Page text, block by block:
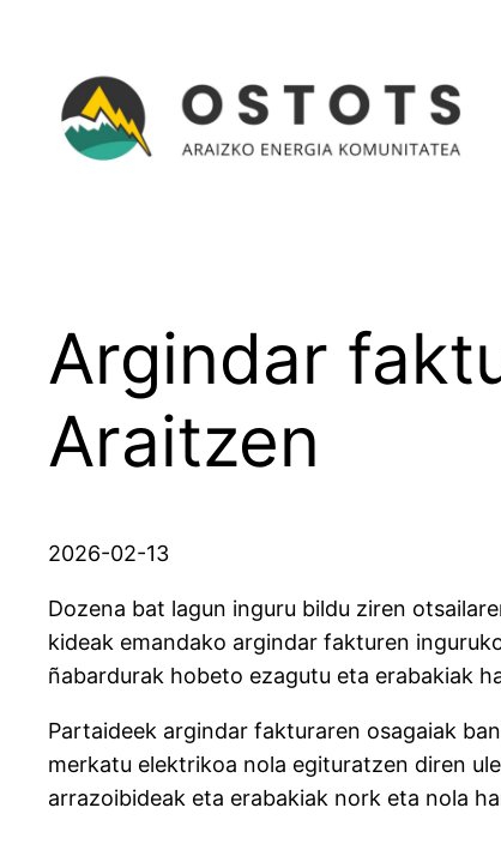
Argindar
Araitzen
2026-02-13
Dozena bat lagun inguru bildu ziren
kideak emandako argindar fakturen
ñabardurak hobeto ezagutu eta erabakiak
Partaideek argindar fakturaren osagaiak
merkatu elektrikoa nola egituratzen diren
arrazoibideak eta erabakiak nork eta nola